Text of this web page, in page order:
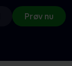
Prøv nu